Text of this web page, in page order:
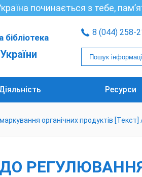
починається з тебе,
8 (044) 258-
Ресурси
органічних продуктів